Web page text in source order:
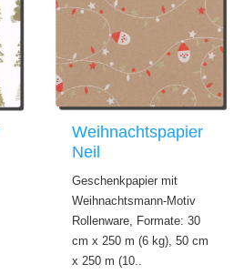
Weihnachtspapier
Neil
Geschenkpapier mit
Weihnachtsmann-Motiv
Rollenware, Formate: 30
cm x 250 m (6 kg), 50 cm
x 250 m (10..